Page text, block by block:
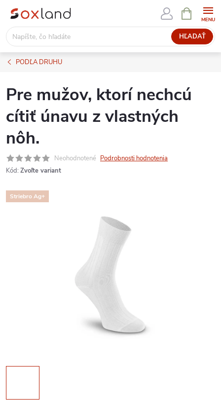
Prejsť
obsah
HĽADAŤ
KOŠÍK
PODĽA DRUHU
Pre mužov, ktorí nechcú
cítiť únavu z vlastných
nôh.
Neohodnotené Podrobnosti hodnotenia
Kód: Zvoľte variant
Striebro Ag+